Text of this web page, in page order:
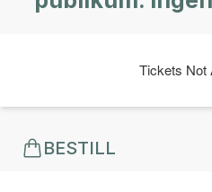
Tickets Not
BESTILL